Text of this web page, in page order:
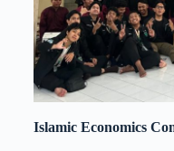
Islamic Economics